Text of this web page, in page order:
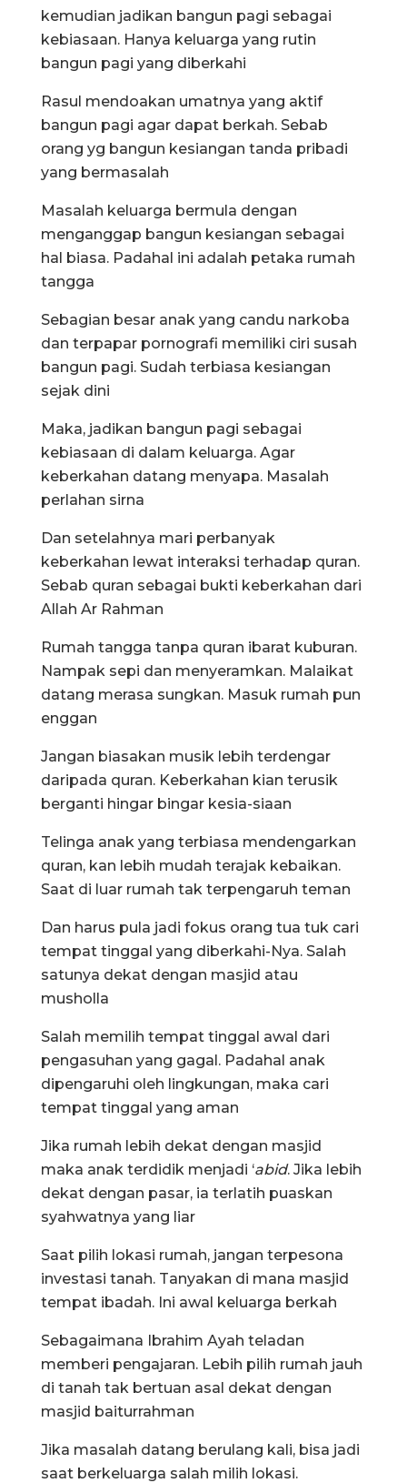
kemudian jadikan bangun pagi sebagai
kebiasaan. Hanya keluarga yang rutin
bangun pagi yang diberkahi
Rasul mendoakan umatnya yang aktif
bangun pagi agar dapat berkah. Sebab
orang yg bangun kesiangan tanda pribadi
yang bermasalah
Masalah keluarga bermula dengan
menganggap bangun kesiangan sebagai
hal biasa. Padahal ini adalah petaka rumah
tangga
Sebagian besar anak yang candu narkoba
dan terpapar pornografi memiliki ciri susah
bangun pagi. Sudah terbiasa kesiangan
sejak dini
Maka, jadikan bangun pagi sebagai
kebiasaan di dalam keluarga. Agar
keberkahan datang menyapa. Masalah
perlahan sirna
Dan setelahnya mari perbanyak
keberkahan lewat interaksi terhadap quran.
Sebab quran sebagai bukti keberkahan dari
Allah Ar Rahman
Rumah tangga tanpa quran ibarat kuburan.
Nampak sepi dan menyeramkan. Malaikat
datang merasa sungkan. Masuk rumah pun
enggan
Jangan biasakan musik lebih terdengar
daripada quran. Keberkahan kian terusik
berganti hingar bingar kesia-siaan
Telinga anak yang terbiasa mendengarkan
quran, kan lebih mudah terajak kebaikan.
Saat di luar rumah tak terpengaruh teman
Dan harus pula jadi fokus orang tua tuk cari
tempat tinggal yang diberkahi-Nya. Salah
satunya dekat dengan masjid atau
musholla
Salah memilih tempat tinggal awal dari
pengasuhan yang gagal. Padahal anak
dipengaruhi oleh lingkungan, maka cari
tempat tinggal yang aman
Jika rumah lebih dekat dengan masjid
maka anak terdidik menjadi ‘abid. Jika lebih
dekat dengan pasar, ia terlatih puaskan
syahwatnya yang liar
Saat pilih lokasi rumah, jangan terpesona
investasi tanah. Tanyakan di mana masjid
tempat ibadah. Ini awal keluarga berkah
Sebagaimana Ibrahim Ayah teladan
memberi pengajaran. Lebih pilih rumah jauh
di tanah tak bertuan asal dekat dengan
masjid baiturrahman
Jika masalah datang berulang kali, bisa jadi
saat berkeluarga salah milih lokasi.